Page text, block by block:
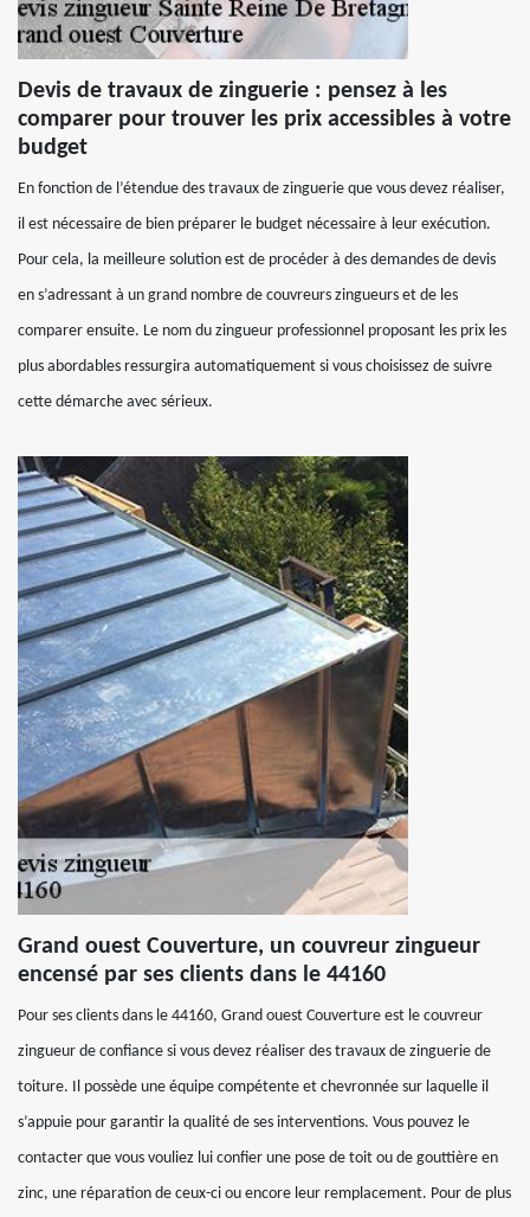
Devis de travaux de zinguerie : pensez à les
comparer pour trouver les prix accessibles à votre
budget
En fonction de l’étendue des travaux de zinguerie que vous devez réaliser,
il est nécessaire de bien préparer le budget nécessaire à leur exécution.
Pour cela, la meilleure solution est de procéder à des demandes de devis
en s’adressant à un grand nombre de couvreurs zingueurs et de les
comparer ensuite. Le nom du zingueur professionnel proposant les prix les
plus abordables ressurgira automatiquement si vous choisissez de suivre
cette démarche avec sérieux.
Grand ouest Couverture, un couvreur zingueur
encensé par ses clients dans le 44160
Pour ses clients dans le 44160, Grand ouest Couverture est le couvreur
zingueur de confiance si vous devez réaliser des travaux de zinguerie de
toiture. Il possède une équipe compétente et chevronnée sur laquelle il
s’appuie pour garantir la qualité de ses interventions. Vous pouvez le
contacter que vous vouliez lui confier une pose de toit ou de gouttière en
zinc, une réparation de ceux-ci ou encore leur remplacement. Pour de plus